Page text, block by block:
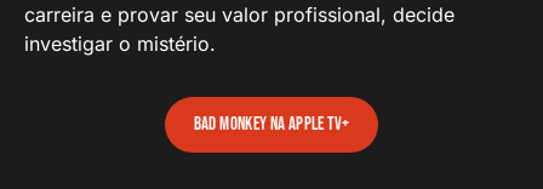
carreira e provar seu valor profissional, decide
investigar o mistério.
Bad Monkey na Apple TV+